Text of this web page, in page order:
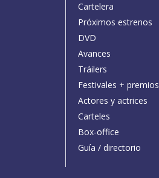
Cartelera
Próximos estrenos
DVD
Avances
Tráilers
Festivales + premios
Actores y actrices
Carteles
Box-office
Guía / directorio